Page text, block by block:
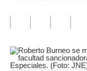
Opinión
Pregunta de hoy